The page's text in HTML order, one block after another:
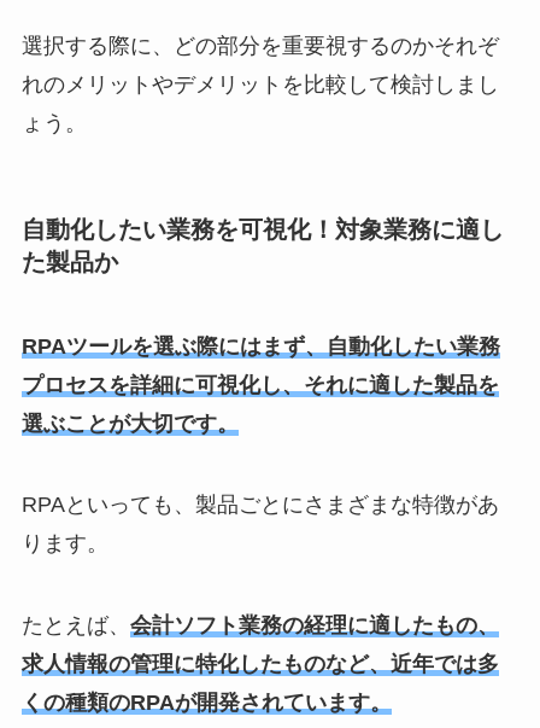
選択する際に、どの部分を重要視するのかそれぞ
れのメリットやデメリットを比較して検討しまし
ょう。
自動化したい業務を可視化！対象業務に適し
た製品か
RPAツールを選ぶ際にはまず、自動化したい業務
プロセスを詳細に可視化し、それに適した製品を
選ぶことが大切です。
RPAといっても、製品ごとにさまざまな特徴があ
ります。
たとえば、 会計ソフト業務の経理に適したもの、
求人情報の管理に特化したものなど、近年では多
くの種類のRPAが開発されています。